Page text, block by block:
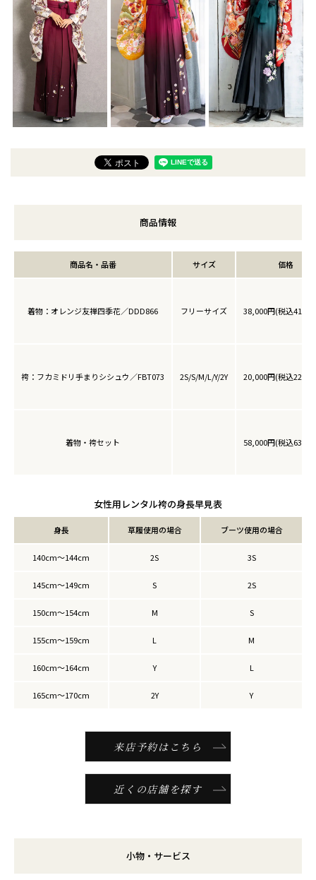
商品情報
商品名・品番 サイズ 価格
着物：オレンジ友禅四季花／DDD866 フリーサイズ 38,000円(税込
袴：フカミドリ手まりシシュウ／FBT073 2S/S/M/L/Y/2Y 20,000円(税込
着物・袴セット 58,000円(税込
女性用レンタル袴の身長早見表
身長 草履使用の場合 ブーツ使用の場合
140cm～144cm 2S 3S
145cm～149cm S 2S
150cm～154cm M S
155cm～159cm L M
160cm～164cm Y L
165cm～170cm 2Y Y
来店予約はこちら
近くの店舗を探す
小物・サービス